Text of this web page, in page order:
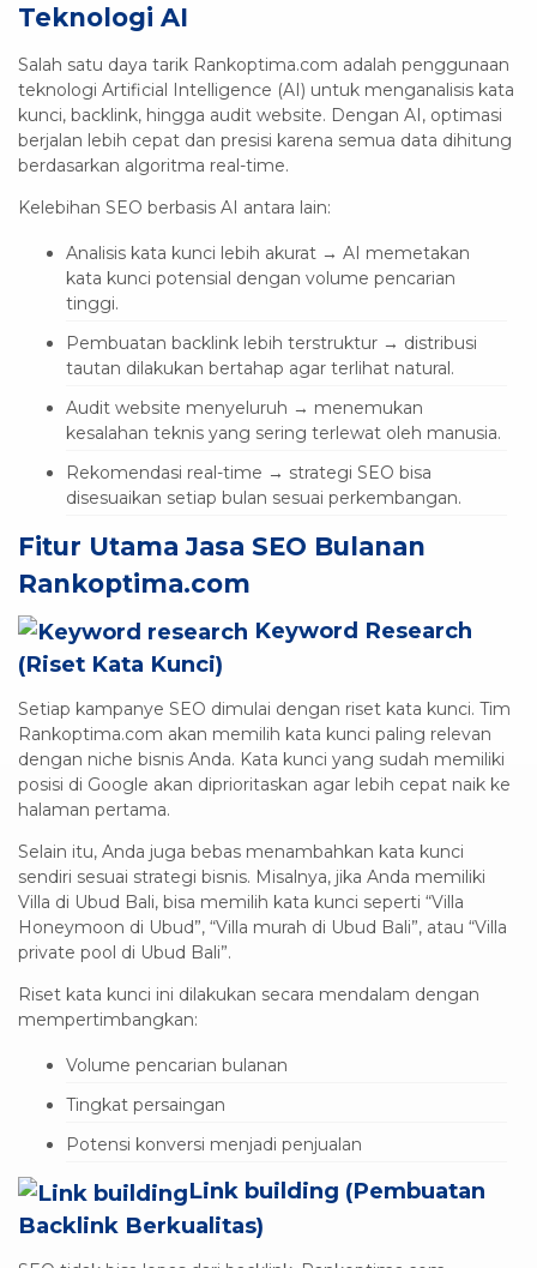
Teknologi AI
Salah satu daya tarik Rankoptima.com adalah penggunaan
teknologi Artificial Intelligence (AI) untuk menganalisis kata
kunci, backlink, hingga audit website. Dengan AI, optimasi
berjalan lebih cepat dan presisi karena semua data dihitung
berdasarkan algoritma real-time.
Kelebihan SEO berbasis AI antara lain:
Analisis kata kunci lebih akurat → AI memetakan
kata kunci potensial dengan volume pencarian
tinggi.
Pembuatan backlink lebih terstruktur → distribusi
tautan dilakukan bertahap agar terlihat natural.
Audit website menyeluruh → menemukan
kesalahan teknis yang sering terlewat oleh manusia.
Rekomendasi real-time → strategi SEO bisa
disesuaikan setiap bulan sesuai perkembangan.
Fitur Utama Jasa SEO Bulanan
Rankoptima.com
Keyword Research
(Riset Kata Kunci)
Setiap kampanye SEO dimulai dengan riset kata kunci. Tim
Rankoptima.com akan memilih kata kunci paling relevan
dengan niche bisnis Anda. Kata kunci yang sudah memiliki
posisi di Google akan diprioritaskan agar lebih cepat naik ke
halaman pertama.
Selain itu, Anda juga bebas menambahkan kata kunci
sendiri sesuai strategi bisnis. Misalnya, jika Anda memiliki
Villa di Ubud Bali, bisa memilih kata kunci seperti “Villa
Honeymoon di Ubud”, “Villa murah di Ubud Bali”, atau “Villa
private pool di Ubud Bali”.
Riset kata kunci ini dilakukan secara mendalam dengan
mempertimbangkan:
Volume pencarian bulanan
Tingkat persaingan
Potensi konversi menjadi penjualan
Link building (Pembuatan
Backlink Berkualitas)